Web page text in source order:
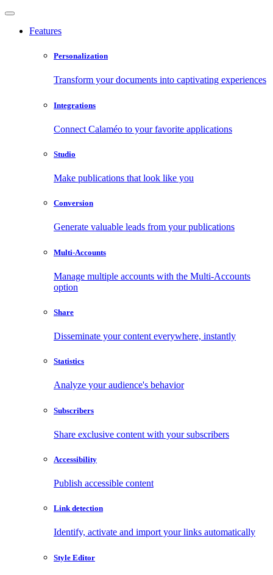
Features
Personalization
Transform your documents into captivating experiences
Integrations
Connect Calaméo to your favorite applications
Studio
Make publications that look like you
Conversion
Generate valuable leads from your publications
Multi-Accounts
Manage multiple accounts with the Multi-Accounts
option
Share
Disseminate your content everywhere, instantly
Statistics
Analyze your audience's behavior
Subscribers
Share exclusive content with your subscribers
Accessibility
Publish accessible content
Link detection
Identify, activate and import your links automatically
Style Editor